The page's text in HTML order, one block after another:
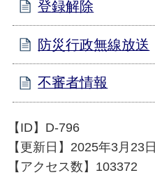
登録解除
防災行政無線放送
不審者情報
【ID】 D-796
【更新日】 2025年3月23日
【アクセス数】 103372